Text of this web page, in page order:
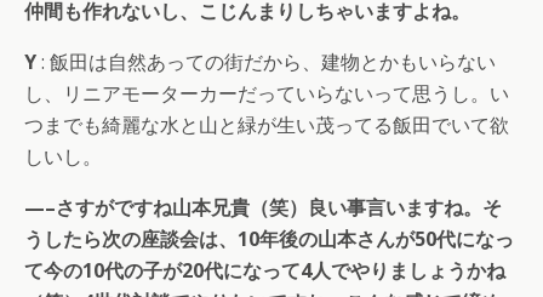
仲間も作れないし、こじんまりしちゃいますよね。
Y: 飯田は自然あっての街だから、建物とかもいらない
し、リニアモーターカーだっていらないって思うし。い
つまでも綺麗な水と山と緑が生い茂ってる飯田でいて欲
しいし。
—–さすがですね山本兄貴（笑）良い事言いますね。そ
うしたら次の座談会は、10年後の山本さんが50代になっ
て今の10代の子が20代になって4人でやりましょうかね